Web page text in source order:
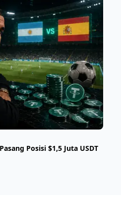
Posisi $1,5 Juta USDT